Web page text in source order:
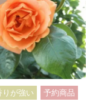
りが強い 予約商品